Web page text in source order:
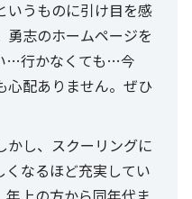
いうものに引け目を感
勇志のホームページを
…行かなくても…今
配ありません。ぜひ
かし、スクーリングに
なるほど充実してい